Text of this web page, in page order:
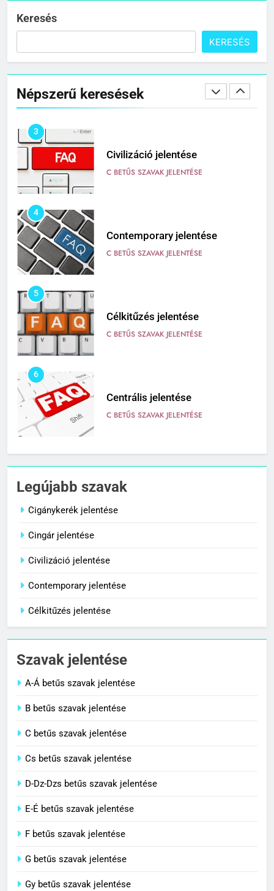
Keresés
KERESÉS
Népszerű keresések
2
Cingár jelentése
C BETŰS SZAVAK JELENTÉSE
3
Civilizáció jelentése
C BETŰS SZAVAK JELENTÉSE
4
Contemporary jelentése
C BETŰS SZAVAK JELENTÉSE
5
Célkitűzés jelentése
C BETŰS SZAVAK JELENTÉSE
6
Centrális jelentése
C BETŰS SZAVAK JELENTÉSE
7
Céltudatos jelentése
8
Centenárium jelentése
1
Cigánykerék jelentése
C BETŰS SZAVAK JELENTÉSE
C BETŰS SZAVAK JELENTÉSE
3
4
Contemporary jelentése
Legújabb szavak
Cigánykerék jelentése
Cingár jelentése
Civilizáció jelentése
Contemporary jelentése
Célkitűzés jelentése
Szavak jelentése
A-Á betűs szavak jelentése
B betűs szavak jelentése
C betűs szavak jelentése
Cs betűs szavak jelentése
D-Dz-Dzs betűs szavak jelentése
E-É betűs szavak jelentése
F betűs szavak jelentése
G betűs szavak jelentése
Gy betűs szavak jelentése